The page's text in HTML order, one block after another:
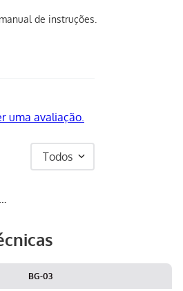
de instruções.
uma avaliação.
Todos
BG-03